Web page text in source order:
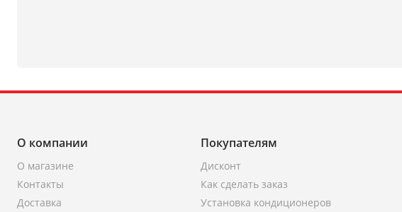
О компании
О магазине
Контакты
Доставка
Покупателям
Дисконт
Как сделать заказ
Установка кондиционеров